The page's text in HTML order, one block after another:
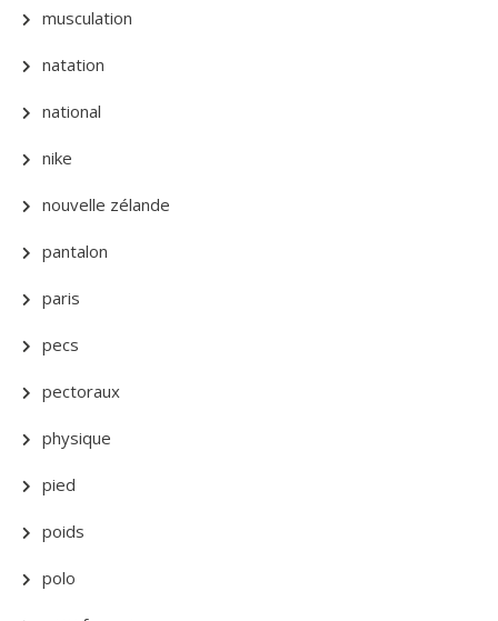
musculation
natation
national
nike
nouvelle zélande
pantalon
paris
pecs
pectoraux
physique
pied
poids
polo